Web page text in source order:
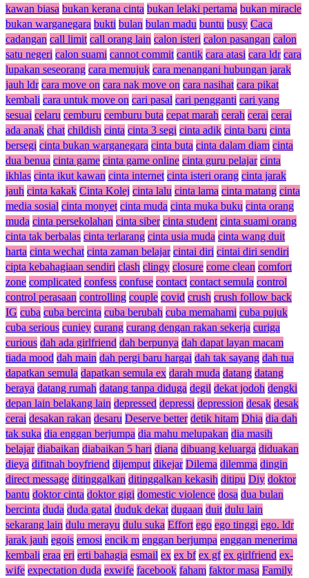
kawan biasa bukan kerana cinta bukan lelaki pertama bukan miracle
bukan warganegara bukti bulan bulan madu buntu busy Caca
cadangan call limit call orang lain calon isteri calon pasangan calon
satu negeri calon suami cannot commit cantik cara atasi cara ldr cara
lupakan seseorang cara memujuk cara menangani hubungan jarak
jauh ldr cara move on cara nak move on cara nasihat cara pikat
kembali cara untuk move on cari pasal cari pengganti cari yang
sesuai celaru cemburu cemburu buta cepat marah cerah cerai cerai
ada anak chat childish cinta cinta 3 segi cinta adik cinta baru cinta
bersegi cinta bukan warganegara cinta buta cinta dalam diam cinta
dua benua cinta game cinta game online cinta guru pelajar cinta
ikhlas cinta ikut kawan cinta internet cinta isteri orang cinta jarak
jauh cinta kakak Cinta Kolej cinta lalu cinta lama cinta matang cinta
media sosial cinta monyet cinta muda cinta muka buku cinta orang
muda cinta persekolahan cinta siber cinta student cinta suami orang
cinta tak berbalas cinta terlarang cinta usia muda cinta wang duit
harta cinta wechat cinta zaman belajar cintai diri cintai diri sendiri
cipta kebahagiaan sendiri clash clingy closure come clean comfort
zone complicated confess confuse contact contact semula control
control perasaan controlling couple covid crush crush follow back
IG cuba cuba bercinta cuba berubah cuba memahami cuba pujuk
cuba serious cuniey curang curang dengan rakan sekerja curiga
curious dah ada girlfriend dah berpunya dah dapat layan macam
tiada mood dah main dah pergi baru hargai dah tak sayang dah tua
dapatkan semula dapatkan semula ex darah muda datang datang
beraya datang rumah datang tanpa diduga degil dekat jodoh dengki
depan lain belakang lain depressed depressi depression desak desak
cerai desakan rakan desaru Deserve better detik hitam Dhia dia dah
tak suka dia enggan berjumpa dia mahu melupakan dia masih
belajar diabaikan diabaikan 5 hari diana dibuang keluarga diduakan
dieya difitnah boyfriend dijemput dikejar Dilema dilemma dingin
direct message ditinggalkan ditinggalkan kekasih ditipu Diy doktor
bantu doktor cinta doktor gigi domestic violence dosa dua bulan
bercinta duda duda gatal duduk dekat dugaan duit dulu lain
sekarang lain dulu merayu dulu suka Effort ego ego tinggi ego. ldr
jarak jauh egois emosi encik m enggan berjumpa enggan menerima
kembali eraa eri erti bahagia esmail ex ex bf ex gf ex girlfriend ex-
wife expectation duda exwife facebook faham faktor masa Family